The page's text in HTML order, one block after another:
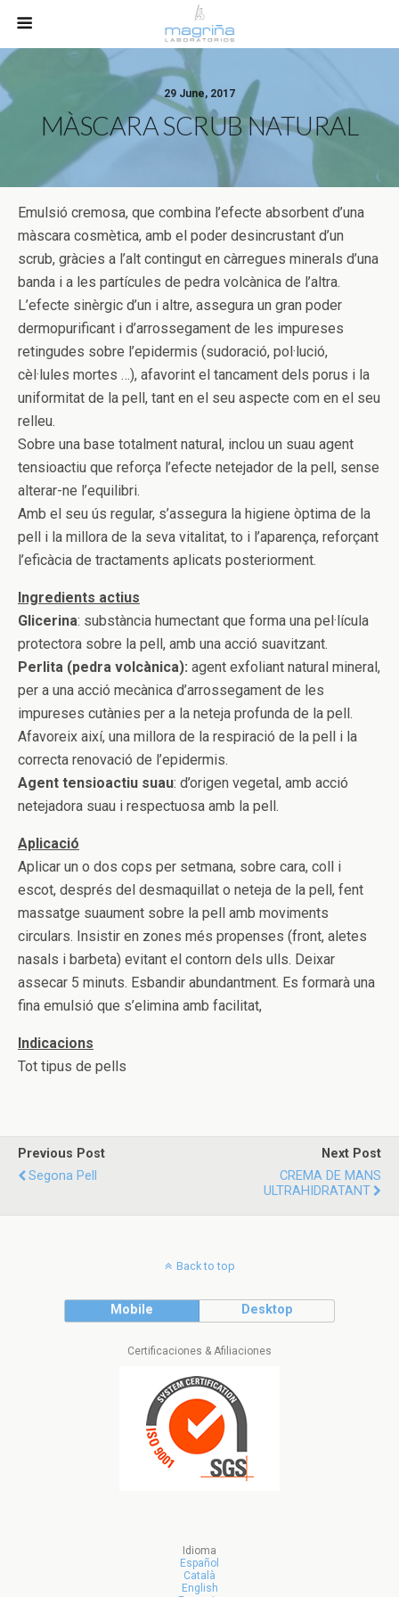
29 June, 2017
MÀSCARA SCRUB NATURAL
Emulsió cremosa, que combina l’efecte absorbent d’una
màscara cosmètica, amb el poder desincrustant d’un
scrub, gràcies a l’alt contingut en càrregues minerals d’una
banda i a les partícules de pedra volcànica de l’altra.
L’efecte sinèrgic d’un i altre, assegura un gran poder
dermopurificant i d’arrossegament de les impureses
retingudes sobre l’epidermis (sudoració, pol·lució,
cèl·lules mortes …), afavorint el tancament dels porus i la
uniformitat de la pell, tant en el seu aspecte com en el seu
relleu.
Sobre una base totalment natural, inclou un suau agent
tensioactiu que reforça l’efecte netejador de la pell, sense
alterar-ne l’equilibri.
Amb el seu ús regular, s’assegura la higiene òptima de la
pell i la millora de la seva vitalitat, to i l’aparença, reforçant
l’eficàcia de tractaments aplicats posteriorment.
Ingredients actius
Glicerina: substància humectant que forma una pel·lícula
protectora sobre la pell, amb una acció suavitzant.
Perlita (pedra volcànica): agent exfoliant natural mineral,
per a una acció mecànica d’arrossegament de les
impureses cutànies per a la neteja profunda de la pell.
Afavoreix així, una millora de la respiració de la pell i la
correcta renovació de l’epidermis.
Agent tensioactiu suau: d’origen vegetal, amb acció
netejadora suau i respectuosa amb la pell.
Aplicació
Aplicar un o dos cops per setmana, sobre cara, coll i
escot, després del desmaquillat o neteja de la pell, fent
massatge suaument sobre la pell amb moviments
circulars. Insistir en zones més propenses (front, aletes
nasals i barbeta) evitant el contorn dels ulls. Deixar
assecar 5 minuts. Esbandir abundantment. Es formarà una
fina emulsió que s’elimina amb facilitat,
Indicacions
Tot tipus de pells
Previous Post
Segona Pell
Next Post
CREMA DE MANS
ULTRAHIDRATANT
Back to top
Mobile Desktop
Certificaciones & Afiliaciones
Idioma
Español
Català
English